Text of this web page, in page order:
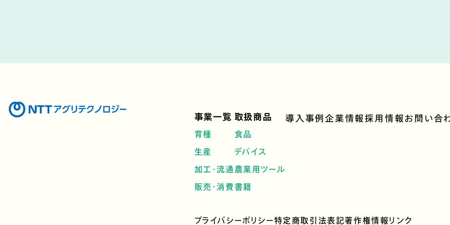
事業一覧
育種
生産
加工・流通
販売・消費
取扱商品
食品
デバイス
農業用ツール
書籍
導入事例企業情報採用情報お問い合
プライバシーポリシー特定商取引法表記著作権情報リンク